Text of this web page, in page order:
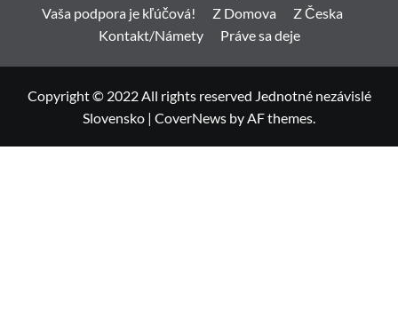
Vaša podpora je kľúčová!
Z Domova
Z Česka
Kontakt/Námety
Práve sa deje
Copyright © 2022 All rights reserved Jednotné nezávislé
Slovensko | CoverNews by AF themes.